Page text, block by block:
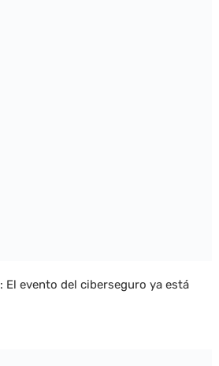
El evento del ciberseguro ya está